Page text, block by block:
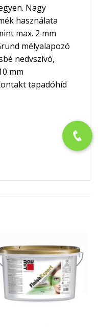
Nagy
használata
max. 2 mm
mélyalapozó
nedvszívó,
mm
tapadóhíd